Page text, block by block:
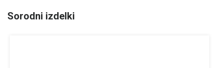
Sorodni izdelki